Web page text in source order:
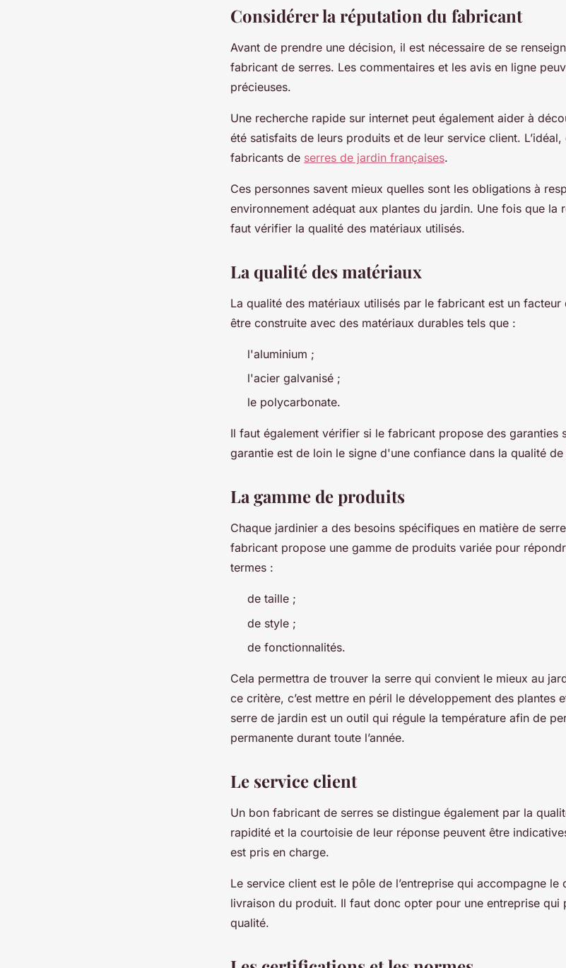
Considérer la réputation du fabricant
Avant de prendre une décision, il est nécessaire de se
fabricant de serres. Les commentaires et les avis en ligne
précieuses.
Une recherche rapide sur internet peut également aider à
été satisfaits de leurs produits et de leur service client. L’idéal,
fabricants de serres de jardin françaises.
Ces personnes savent mieux quelles sont les obligations à
environnement adéquat aux plantes du jardin. Une fois que la
faut vérifier la qualité des matériaux utilisés.
La qualité des matériaux
La qualité des matériaux utilisés par le fabricant est un
être construite avec des matériaux durables tels que :
l'aluminium ;
l'acier galvanisé ;
le polycarbonate.
Il faut également vérifier si le fabricant propose des garanties
garantie est de loin le signe d'une confiance dans la qualité
La gamme de produits
Chaque jardinier a des besoins spécifiques en matière de
fabricant propose une gamme de produits variée pour
termes :
de taille ;
de style ;
de fonctionnalités.
Cela permettra de trouver la serre qui convient le mieux au
ce critère, c’est mettre en péril le développement des plantes
serre de jardin est un outil qui régule la température afin de
permanente durant toute l’année.
Le service client
Un bon fabricant de serres se distingue également par la
rapidité et la courtoisie de leur réponse peuvent être
est pris en charge.
Le service client est le pôle de l’entreprise qui accompagne le
livraison du produit. Il faut donc opter pour une entreprise qui
qualité.